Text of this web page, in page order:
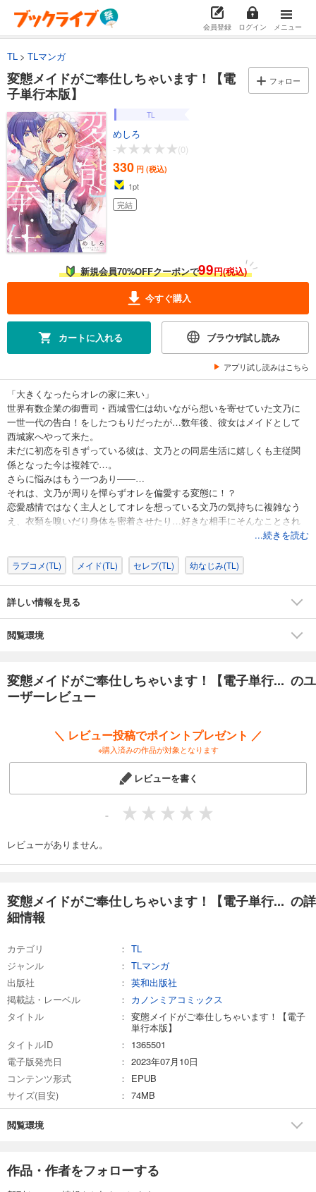
会員登録 ログイン メニュー
TL TLマンガ
変態メイドがご奉仕しちゃいます！【電
子単行本版】
フォロー
TL
めしろ
-
(0)
330 円 (税込)
1pt
完結
新規会員70%OFFクーポンで99円(税込)
今すぐ購入
カートに入れる ブラウザ試し読み
アプリ試し読みはこちら
「大きくなったらオレの家に来い」
世界有数企業の御曹司・西城雪仁は幼いながら想いを寄せていた文乃に
一世一代の告白！をしたつもりだったが…数年後、彼女はメイドとして
西城家へやって来た。
未だに初恋を引きずっている彼は、文乃との同居生活に嬉しくも主従関
係となった今は複雑で…。
さらに悩みはもう一つあり――…
それは、文乃が周りを憚らずオレを偏愛する変態に！？
恋愛感情ではなく主人としてオレを想っている文乃の気持ちに複雑なう
え、衣類を嗅いだり身体を密着させたり…好きな相手にそんなことされ
文乃もまた、メイドなのに家族のように扱ってくれる雪仁様を想って一
人で××××しちゃったり…
【初恋を拗らせている御曹司大学生】×【雪仁様を愛でる真っ直ぐ可愛い
変態メイド】
さらに《デザインなしver.》の表紙イラストも大公開♪
※この作品は「変態メイドがご奉仕しちゃいます！ episode.1-3」を収録
...続きを読む
ラブコメ(TL) メイド(TL) セレブ(TL) 幼なじみ(TL)
詳しい情報を見る
閲覧環境
変態メイドがご奉仕しちゃいます！【電子単行... のユ
ーザーレビュー
＼ レビュー投稿でポイントプレゼント ／
※購入済みの作品が対象となります
レビューを書く
-
レビューがありません。
変態メイドがご奉仕しちゃいます！【電子単行... の詳
細情報
カテゴリ
TL
ジャンル
TLマンガ
出版社
英和出版社
掲載誌・レーベル
カノンミアコミックス
タイトル
変態メイドがご奉仕しちゃいます！【電子
単行本版】
タイトルID
1365501
電子版発売日
2023年07月10日
コンテンツ形式
EPUB
サイズ(目安)
74MB
閲覧環境
作品・作者をフォローする